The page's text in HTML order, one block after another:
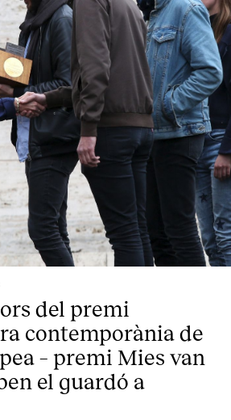
del premi
contemporània de
– premi Mies van
el guardó a